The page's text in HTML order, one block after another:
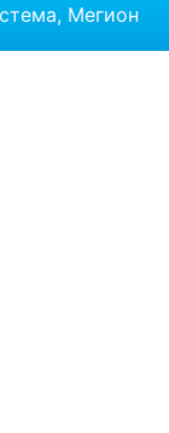
Мегион